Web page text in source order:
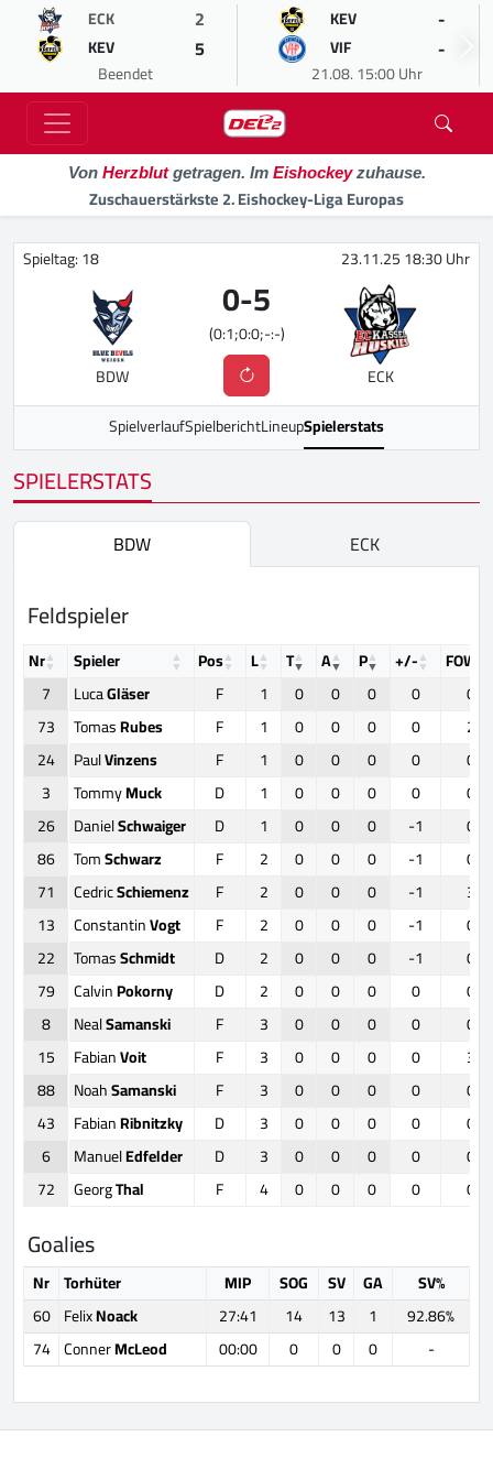
ECK 2
KEV 5
Beendet
KEV -
VIF -
21.08. 15:00 Uhr
Von Herzblutgetragen. Im Eishockeyzuhause.
Zuschauerstärkste 2. Eishockey-Liga Europas
Spieltag: 18 23.11.25 18:30 Uhr
BDW
0-5
(0:1;0:0;-:-)
ECK
SpielverlaufSpielberichtLineupSpielerstats
SPIELERSTATS
BDW ECK
Feldspieler
Nr Spieler Pos L T A P +/-
FOW
7
LucaGläser F 1 0 0 0 0
0
73
TomasRubes F 1 0 0 0 0
2
24
PaulVinzens F 1 0 0 0 0
0
3
TommyMuck D 1 0 0 0 0
0
26
DanielSchwaiger D 1 0 0 0 -1
0
86
TomSchwarz F 2 0 0 0 -1
0
71
CedricSchiemenz F 2 0 0 0 -1
3
13
ConstantinVogt F 2 0 0 0 -1
0
22
TomasSchmidt D 2 0 0 0 -1
0
79
CalvinPokorny D 2 0 0 0 0
0
8
NealSamanski F 3 0 0 0 0
0
15
FabianVoit F 3 0 0 0 0
3
88
NoahSamanski F 3 0 0 0 0
0
43
FabianRibnitzky D 3 0 0 0 0
0
6
ManuelEdfelder D 3 0 0 0 0
0
72
GeorgThal F 4 0 0 0 0 0
Goalies
Nr Torhüter MIP SOG SV GA
SV%
60 FelixNoack 27:41 14 13 1
92.86%
74 ConnerMcLeod 00:00 0 0 0 -